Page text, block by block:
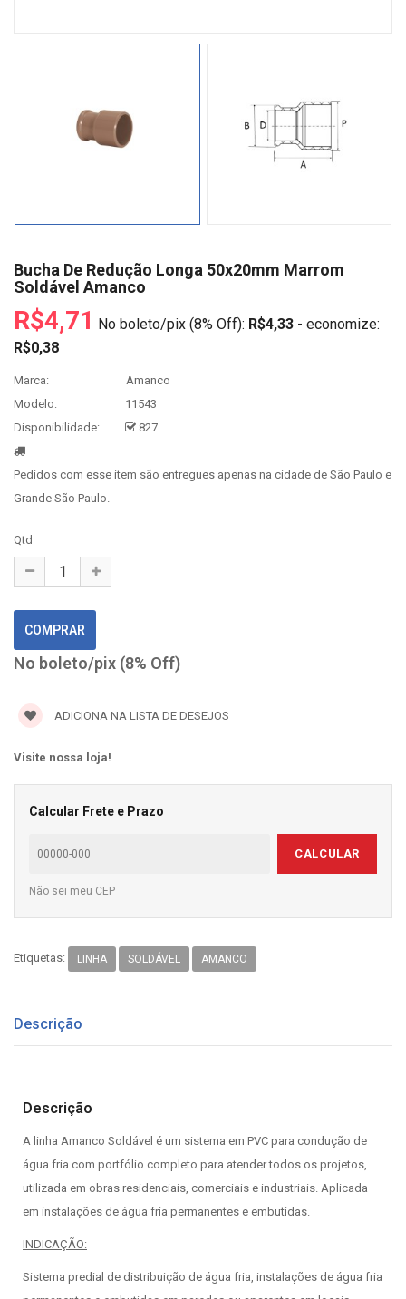
Bucha De Redução Longa 50x20mm Marrom
Soldável Amanco
R$4,71 No boleto/pix (8% Off): R$4,33 - economize:
R$0,38
Marca:
Amanco
Modelo:
11543
Disponibilidade:
827
Pedidos com esse item são entregues apenas na cidade de São Paulo e
Grande São Paulo.
Qtd
No boleto/pix (8% Off)
ADICIONA NA LISTA DE DESEJOS
Visite nossa loja!
Calcular Frete e Prazo
CALCULAR
Não sei meu CEP
Etiquetas: LINHA SOLDÁVEL AMANCO
Descrição
Descrição
A linha Amanco Soldável é um sistema em PVC para condução de
água fria com portfólio completo para atender todos os projetos,
utilizada em obras residenciais, comerciais e industriais. Aplicada
em instalações de água fria permanentes e embutidas.
INDICAÇÃO:
Sistema predial de distribuição de água fria, instalações de água fria